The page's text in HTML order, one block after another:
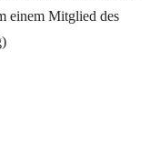
einem Mitglied des